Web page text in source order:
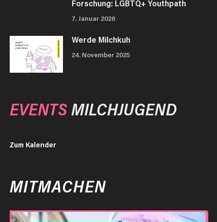
Forschung: LGBTQ+ Youthpath
7. Januar 2026
Werde Milchkuh
24. November 2025
EVENTSMILCHJUGEND
Zum Kalender
MITMACHEN